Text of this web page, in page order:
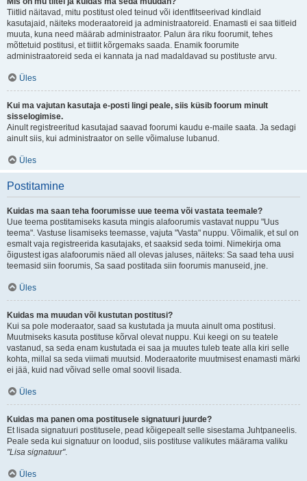
Tiitlid näitavad, mitu postitust oled teinud või identfitseerivad kindlaid
kasutajaid, näiteks moderaatoreid ja administraatoreid. Enamasti ei saa tiitleid
muuta, kuna need määrab administraator. Palun ära riku foorumit, tehes
mõttetuid postitusi, et tiitlit kõrgemaks saada. Enamik foorumite
administraatoreid seda ei kannata ja nad madaldavad su postituste arvu.
Üles
Kui ma vajutan kasutaja e-posti lingi peale, siis küsib foorum minult
sisselogimise.
Ainult registreeritud kasutajad saavad foorumi kaudu e-maile saata. Ja sedagi
ainult siis, kui administraator on selle võimaluse lubanud.
Üles
Postitamine
Kuidas ma saan teha foorumisse uue teema või vastata teemale?
Uue teema postitamiseks kasuta mingis alafoorumis vastavat nuppu "Uus
teema". Vastuse lisamiseks teemasse, vajuta "Vasta" nuppu. Võimalik, et sul on
esmalt vaja registreerida kasutajaks, et saaksid seda toimi. Nimekirja oma
õigustest igas alafoorumis näed all olevas jaluses, näiteks: Sa saad teha uusi
teemasid siin foorumis, Sa saad postitada siin foorumis manuseid, jne.
Üles
Kuidas ma muudan või kustutan postitusi?
Kui sa pole moderaator, saad sa kustutada ja muuta ainult oma postitusi.
Muutmiseks kasuta postituse kõrval olevat nuppu. Kui keegi on su teatele
vastanud, sa seda enam kustutada ei saa ja muutes tuleb teate alla kiri selle
kohta, millal sa seda viimati muutsid. Moderaatorite muutmisest enamasti märki
ei jää, kuid nad võivad selle omal soovil lisada.
Üles
Kuidas ma panen oma postitusele signatuuri juurde?
Et lisada signatuuri postitusele, pead kõigepealt selle sisestama Juhtpaneelis.
Peale seda kui signatuur on loodud, siis postituse valikutes määrama valiku
"Lisa signatuur".
Üles